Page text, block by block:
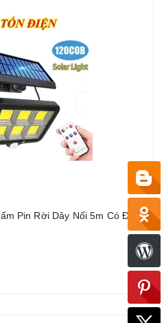
Pin Rời Dây Nối 5m Có Điều